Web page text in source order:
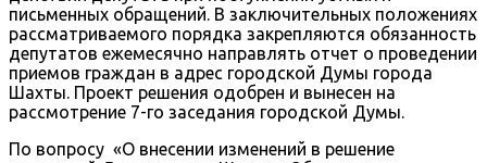
письменных обращений. В заключительных положениях
рассматриваемого порядка закрепляются обязанность
депутатов ежемесячно направлять отчет о проведении
приемов граждан в адрес городской Думы города
Шахты. Проект решения одобрен и вынесен на
рассмотрение 7-го заседания городской Думы.
По вопросу «О внесении изменений в решение